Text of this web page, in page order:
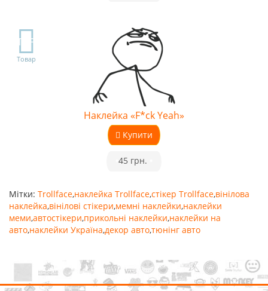
TOP
Товар
Наклейка «F*ck Yeah»
Купити
45 грн.
Мітки: Trollface,наклейка Trollface,стікер Trollface,вінілова
наклейка,вінілові стікери,мемні наклейки,наклейки
меми,автостікери,прикольні наклейки,наклейки на
авто,наклейки Україна,декор авто,тюнінг авто